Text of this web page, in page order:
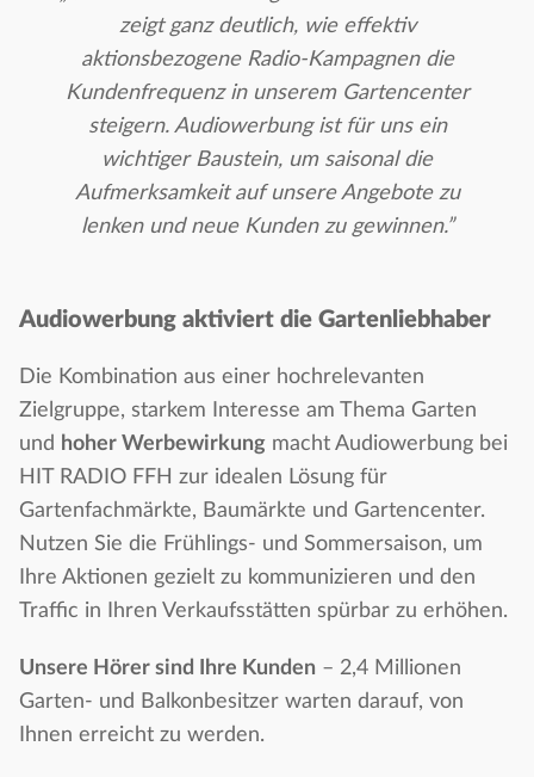
zeigt ganz deutlich, wie effektiv
aktionsbezogene Radio-Kampagnen die
Kundenfrequenz in unserem Gartencenter
steigern. Audiowerbung ist für uns ein
wichtiger Baustein, um saisonal die
Aufmerksamkeit auf unsere Angebote zu
lenken und neue Kunden zu gewinnen.”
Audiowerbung aktiviert die Gartenliebhaber
Die Kombination aus einer hochrelevanten
Zielgruppe, starkem Interesse am Thema Garten
und hoher Werbewirkungmacht Audiowerbung bei
HIT RADIO FFH zur idealen Lösung für
Gartenfachmärkte, Baumärkte und Gartencenter.
Nutzen Sie die Frühlings- und Sommersaison, um
Ihre Aktionen gezielt zu kommunizieren und den
Traffic in Ihren Verkaufsstätten spürbar zu erhöhen.
Unsere Hörer sind Ihre Kunden – 2,4 Millionen
Garten- und Balkonbesitzer warten darauf, von
Ihnen erreicht zu werden.